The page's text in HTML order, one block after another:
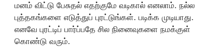
மனம் விட்டு பேசுதல் எதற்குமே வடிகால் எனலாம். நல்ல
புத்தகங்களை எடுத்துப் புரட்டுங்கள். படிக்க முடியாது.
எனவே புரட்டிப் பார்ப்பதே சில நினைவுகளை நமக்குள்
கொண்டு வரும்.